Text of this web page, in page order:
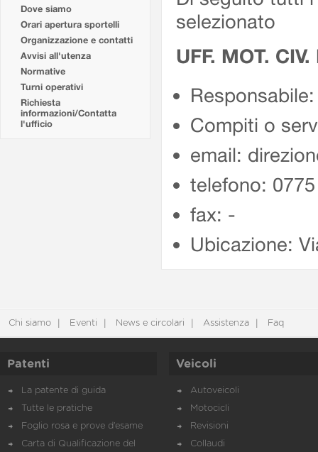
Dove siamo
Orari apertura sportelli
Organizzazione e contatti
Avvisi all'utenza
Normative
Turni operativi
Richiesta
informazioni/Contatta
l'ufficio
selezionato
UFF. MOT.
Compiti o
email:
telefono:
fax: -
Ubicazione:
Chi siamo Eventi News e circolari Assistenza Faq
Patenti
La patente di guida
Tutte le pratiche
Foglio rosa e prove d’esame
Carta di Qualificazione del
Veicoli
Autoveicoli
Motocicli
Revisioni
Collaudi